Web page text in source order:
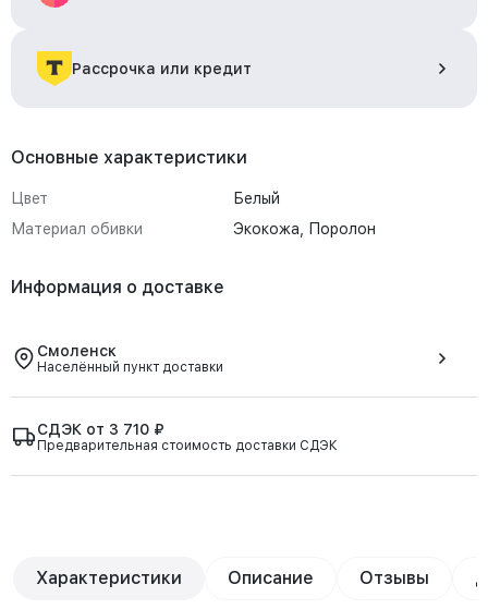
Рассрочка или кредит
Основные характеристики
Цвет
Белый
Материал обивки
Экокожа, Поролон
Информация о доставке
Смоленск
Населённый пункт доставки
СДЭК от 3 710 ₽
Предварительная стоимость доставки СДЭК
Характеристики Описание Отзывы